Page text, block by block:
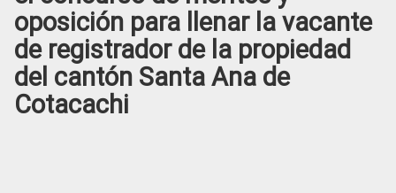
Social
oposición para llenar la vacante
de registrador de la propiedad
del cantón Santa Ana de
Cotacachi